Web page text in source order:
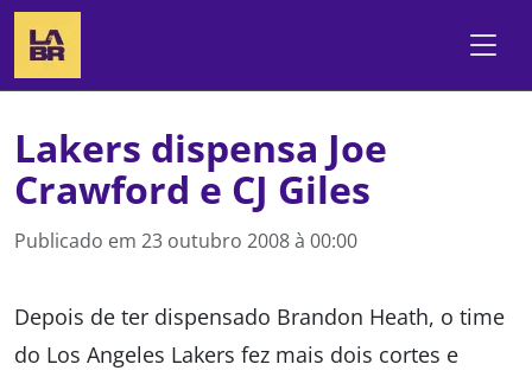
Lakers dispensa Joe
Crawford e CJ Giles
Publicado em 23 outubro 2008 à 00:00
Depois de ter dispensado Brandon Heath, o time
do Los Angeles Lakers fez mais dois cortes e